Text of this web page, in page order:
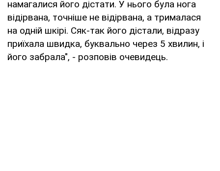
намагалися його дістати. У нього була нога
відірвана, точніше не відірвана, а трималася
на одній шкірі. Сяк-так його дістали, відразу
приїхала швидка, буквально через 5 хвилин, і
його забрала", - розповів очевидець.